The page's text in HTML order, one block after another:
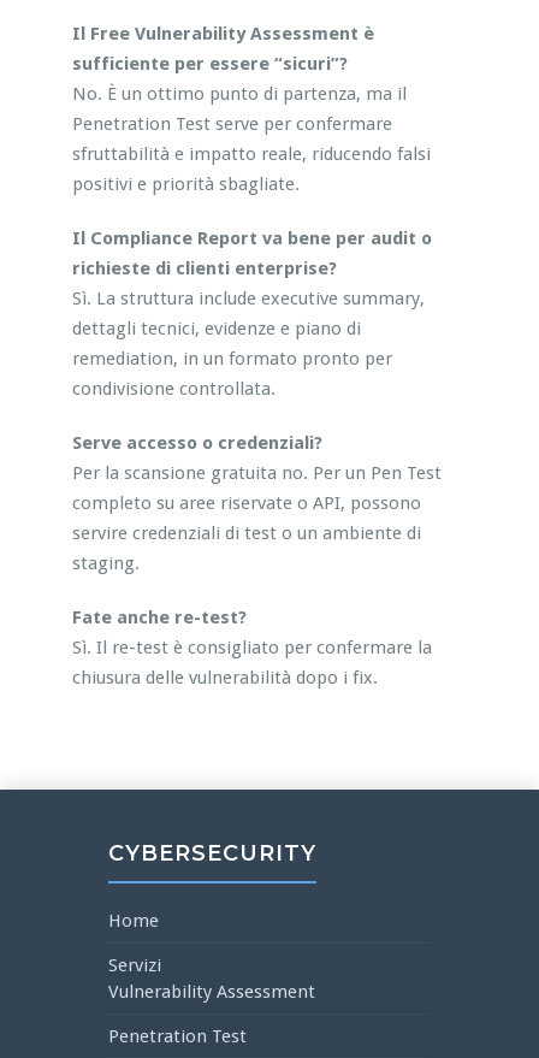
Il Free Vulnerability Assessment è
sufficiente per essere “sicuri”?
No. È un ottimo punto di partenza, ma il
Penetration Test serve per confermare
sfruttabilità e impatto reale, riducendo falsi
positivi e priorità sbagliate.
Il Compliance Report va bene per audit o
richieste di clienti enterprise?
Sì. La struttura include executive summary,
dettagli tecnici, evidenze e piano di
remediation, in un formato pronto per
condivisione controllata.
Serve accesso o credenziali?
Per la scansione gratuita no. Per un Pen Test
completo su aree riservate o API, possono
servire credenziali di test o un ambiente di
staging.
Fate anche re-test?
Sì. Il re-test è consigliato per confermare la
chiusura delle vulnerabilità dopo i fix.
CYBERSECURITY
Home
Servizi
Vulnerability Assessment
Penetration Test